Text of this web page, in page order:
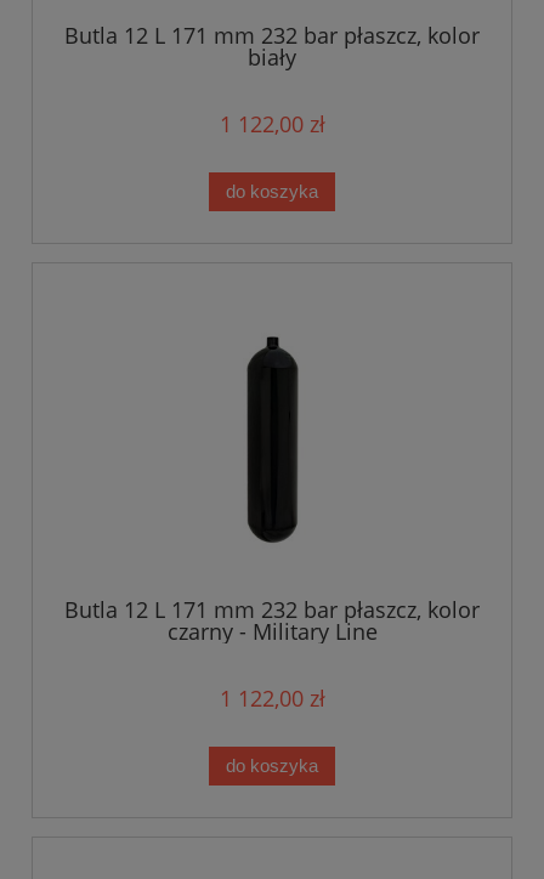
Butla 12 L 171 mm 232 bar płaszcz, kolor
biały
1 122,00 zł
do koszyka
Butla 12 L 171 mm 232 bar płaszcz, kolor
czarny - Military Line
1 122,00 zł
do koszyka